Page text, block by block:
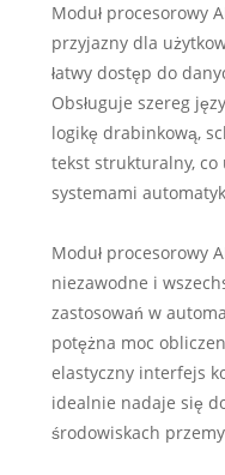
Moduł procesorowy
przyjazny dla
łatwy dostęp do
Obsługuje szereg
logikę drabinkową,
tekst strukturalny, co
systemami
Moduł procesorowy
niezawodne i
zastosowań w
potężna moc
elastyczny interfejs
idealnie nadaje się
środowiskach